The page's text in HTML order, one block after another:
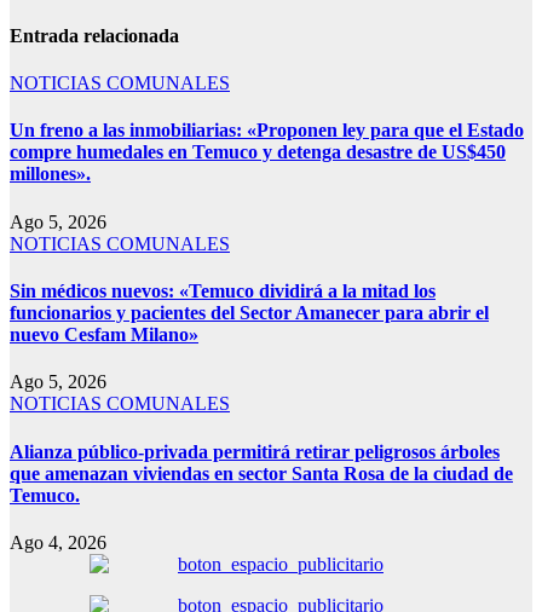
Entrada relacionada
NOTICIAS COMUNALES
Un freno a las inmobiliarias: «Proponen ley para que el Estado
compre humedales en Temuco y detenga desastre de US$450
millones».
Ago 5, 2026
NOTICIAS COMUNALES
Sin médicos nuevos: «Temuco dividirá a la mitad los
funcionarios y pacientes del Sector Amanecer para abrir el
nuevo Cesfam Milano»
Ago 5, 2026
NOTICIAS COMUNALES
Alianza público-privada permitirá retirar peligrosos árboles
que amenazan viviendas en sector Santa Rosa de la ciudad de
Temuco.
Ago 4, 2026